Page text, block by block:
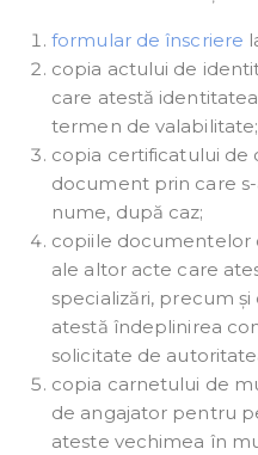
formular de înscriere
copia actului de
care atestă
termen de valabilitate;
copia certificatului de
document prin care
nume, după caz;
copiile documentelor
ale altor acte care
specializări, precum
atestă îndeplinirea
solicitate de
copia carnetului de
de angajator pentru
ateste vechimea în